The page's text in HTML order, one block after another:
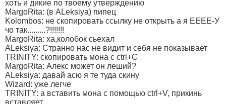
хоть и дикие по твоему утверждению
MargoRita: (в ALeksiya) пипец
Kolombos: не скопировать ссылку не открыть а я ЕЕЕЕ-У
чо так.........?!!!!!!!
MargoRita: ха,колобок сьехал
ALeksiya: Странно нас не видит и себя не показывает
TRINITY: скопировать мона с ctrl+C
MargoRita: Алекс может он леший?
ALeksiya: давай асю я те туда скину
Wizard: уже легче
TRINITY: а вставить мона с помощью ctrl+V, прикинь
вставляет